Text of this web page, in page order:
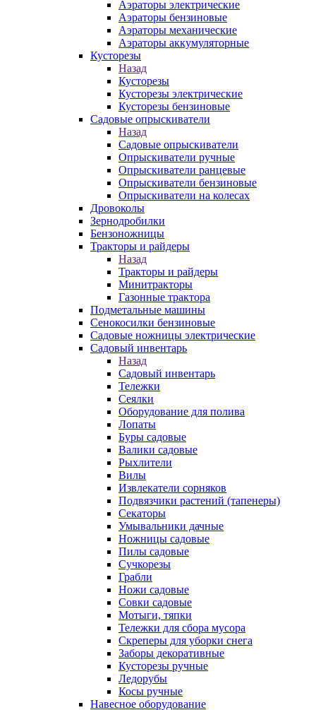
Аэраторы электрические
Аэраторы бензиновые
Аэраторы механические
Аэраторы аккумуляторные
Кусторезы
Назад
Кусторезы
Кусторезы электрические
Кусторезы бензиновые
Садовые опрыскиватели
Назад
Садовые опрыскиватели
Опрыскиватели ручные
Опрыскиватели ранцевые
Опрыскиватели бензиновые
Опрыскиватели на колесах
Дровоколы
Зернодробилки
Бензоножницы
Тракторы и райдеры
Назад
Тракторы и райдеры
Минитракторы
Газонные трактора
Подметальные машины
Сенокосилки бензиновые
Садовые ножницы электрические
Садовый инвентарь
Назад
Садовый инвентарь
Тележки
Сеялки
Оборудование для полива
Лопаты
Буры садовые
Валики садовые
Рыхлители
Вилы
Извлекатели сорняков
Подвязчики растений (тапенеры)
Секаторы
Умывальники дачные
Ножницы садовые
Пилы садовые
Сучкорезы
Грабли
Ножи садовые
Совки садовые
Мотыги, тяпки
Тележки для сбора мусора
Скреперы для уборки снега
Заборы декоративные
Кусторезы ручные
Ледорубы
Косы ручные
Навесное оборудование